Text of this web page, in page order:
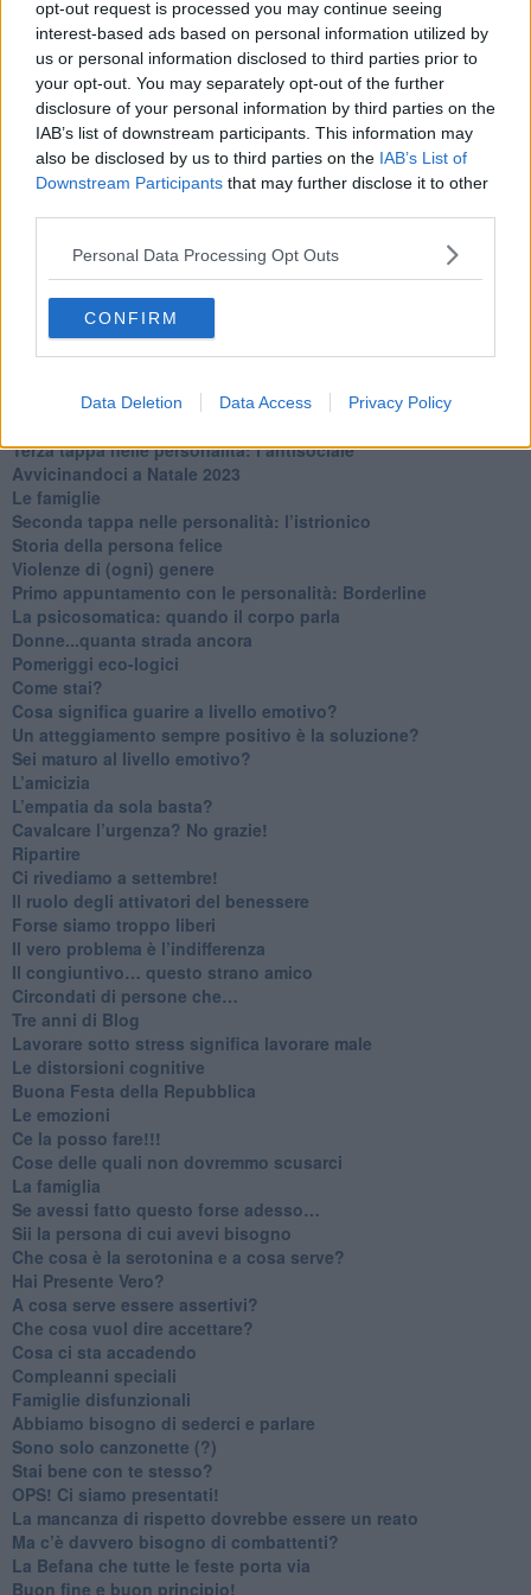
opt-out request is processed you may continue seeing
interest-based ads based on personal information utilized by
us or personal information disclosed to third parties prior to
your opt-out. You may separately opt-out of the further
disclosure of your personal information by third parties on the
IAB’s list of downstream participants. This information may
also be disclosed by us to third parties on the IAB’s List of
Downstream Participants that may further disclose it to other
Personal Data Processing Opt Outs
CONFIRM
Data Deletion Data Access Privacy Policy
​L’uomo o l’orso?
Non hanno un amico a teatro​
​Tutta una questione di rispetto
​Cose che ci esauriscono
​Vespa che passione!
​Lasciate ai vostri figli il diritto di piangere
​Parole d’amore regalate al vento
​Essere genitori di un adolescente
​Saper pazientare
​Venerdì emozionalmente sostenibile
Ma ti ascolti?
Contornati di persone che…
Non dare niente per scontato
Che cos’è la dipendenza affettiva?
​Nuovi arrivi!
​Terza tappa nelle personalità: l’antisociale
​Avvicinandoci a Natale 2023
Le famiglie
Seconda tappa nelle personalità: l’istrionico
​Storia della persona felice
Violenze di (ogni) genere
​Primo appuntamento con le personalità: Borderline
La psicosomatica: quando il corpo parla
Donne...quanta strada ancora
​Pomeriggi eco-logici
​Come stai?
Cosa significa guarire a livello emotivo?
​Un atteggiamento sempre positivo è la soluzione?
​Sei maturo al livello emotivo?
​L’amicizia
​L’empatia da sola basta?
​Cavalcare l’urgenza? No grazie!
Ripartire
​Ci rivediamo a settembre!
​Il ruolo degli attivatori del benessere
​Forse siamo troppo liberi
​Il vero problema è l’indifferenza
​Il congiuntivo… questo strano amico
​Circondati di persone che…
​Tre anni di Blog
​Lavorare sotto stress significa lavorare male
​Le distorsioni cognitive
​Buona Festa della Repubblica
Le emozioni
​Ce la posso fare!!!
​Cose delle quali non dovremmo scusarci
​La famiglia
​Se avessi fatto questo forse adesso…
​Sii la persona di cui avevi bisogno
Che cosa è la serotonina e a cosa serve?
​Hai Presente Vero?
A cosa serve essere assertivi?
​Che cosa vuol dire accettare?
​Cosa ci sta accadendo
​Compleanni speciali
​Famiglie disfunzionali
​Abbiamo bisogno di sederci e parlare
Sono solo canzonette (?)
​Stai bene con te stesso?
​OPS! Ci siamo presentati!
​La mancanza di rispetto dovrebbe essere un reato
​Ma c’è davvero bisogno di combattenti?
​La Befana che tutte le feste porta via
Buon fine e buon principio!